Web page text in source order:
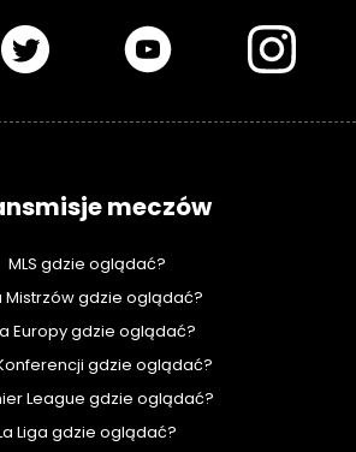
meczów
MLS gdzie oglądać?
Mistrzów gdzie oglądać?
Europy gdzie oglądać?
gdzie oglądać?
League gdzie oglądać?
Liga gdzie oglądać?